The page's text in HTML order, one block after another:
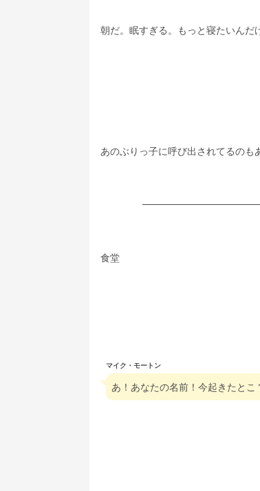
朝だ。眠すぎる。もっと寝たいん
あのぶりっ子に呼び出されてるのも
食堂
マイク・モートン
あ！あなたの名前！今起きたとこ